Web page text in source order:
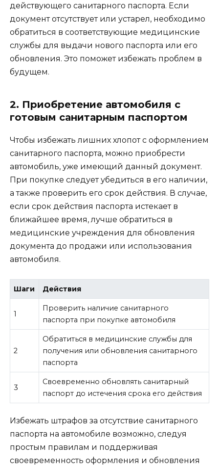
действующего санитарного паспорта. Если
документ отсутствует или устарел, необходимо
обратиться в соответствующие медицинские
службы для выдачи нового паспорта или его
обновления. Это поможет избежать проблем в
будущем.
2. Приобретение автомобиля с
готовым санитарным паспортом
Чтобы избежать лишних хлопот с оформлением
санитарного паспорта, можно приобрести
автомобиль, уже имеющий данный документ.
При покупке следует убедиться в его наличии,
а также проверить его срок действия. В случае,
если срок действия паспорта истекает в
ближайшее время, лучше обратиться в
медицинские учреждения для обновления
документа до продажи или использования
автомобиля.
Шаги Действия
1
Проверить наличие санитарного
паспорта при покупке автомобиля
2
Обратиться в медицинские службы для
получения или обновления санитарного
паспорта
3
Своевременно обновлять санитарный
паспорт до истечения срока его действия
Избежать штрафов за отсутствие санитарного
паспорта на автомобиле возможно, следуя
простым правилам и поддерживая
своевременность оформления и обновления